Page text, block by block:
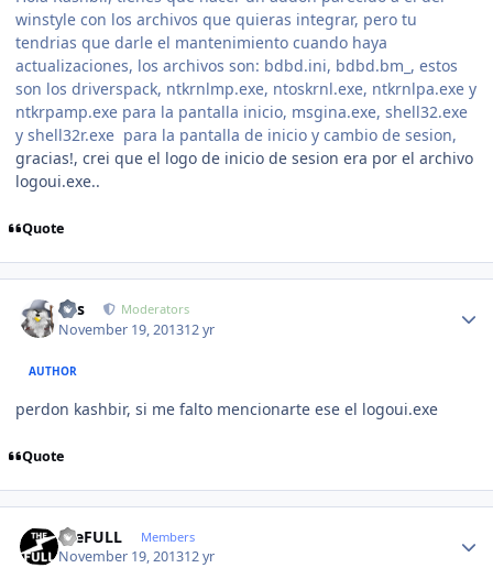
winstyle con los archivos que quieras integrar, pero tu
tendrias que darle el mantenimiento cuando haya
actualizaciones, los archivos son: bdbd.ini, bdbd.bm_, estos
son los driverspack, ntkrnlmp.exe, ntoskrnl.exe, ntkrnlpa.exe y
ntkrpamp.exe para la pantalla inicio, msgina.exe, shell32.exe
y shell32r.exe para la pantalla de inicio y cambio de sesion,
gracias!, crei que el logo de inicio de sesion era por el archivo
logoui.exe..
Quote
luis Moderators
November 19, 201312 yr
AUTHOR
perdon kashbir, si me falto mencionarte ese el logoui.exe
Quote
theFULL Members
November 19, 201312 yr